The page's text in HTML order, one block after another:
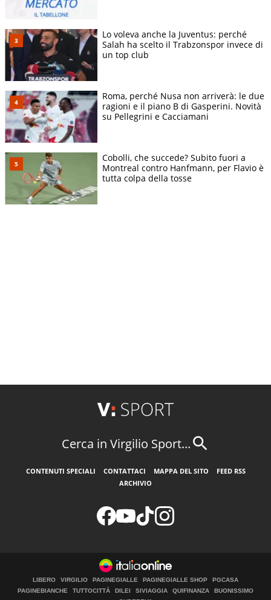
Lo voleva anche la Juventus: perché
Salah ha scelto il Trabzonspor invece di
un top club
Roma, perché Nusa non arriverà: le due
ragioni e il piano B di Gasperini. Novità
su Pellegrini e Cacciamani
Cobolli, che succede? Subito fuori a
Montreal contro Hanfmann, per Flavio è
tutta colpa della tosse
Cerca in Virgilio Sport...
CONTENUTI SPECIALI CONTATTACI MAPPA DEL SITO
FEED RSS
ARCHIVIO
LIBERO VIRGILIO PAGINEGIALLE PAGINEGIALLE SHOP
PGCASA
PAGINEBIANCHE
TUTTOCITTÀ DILEI SIVIAGGIA QUIFINANZA
BUONISSIMO